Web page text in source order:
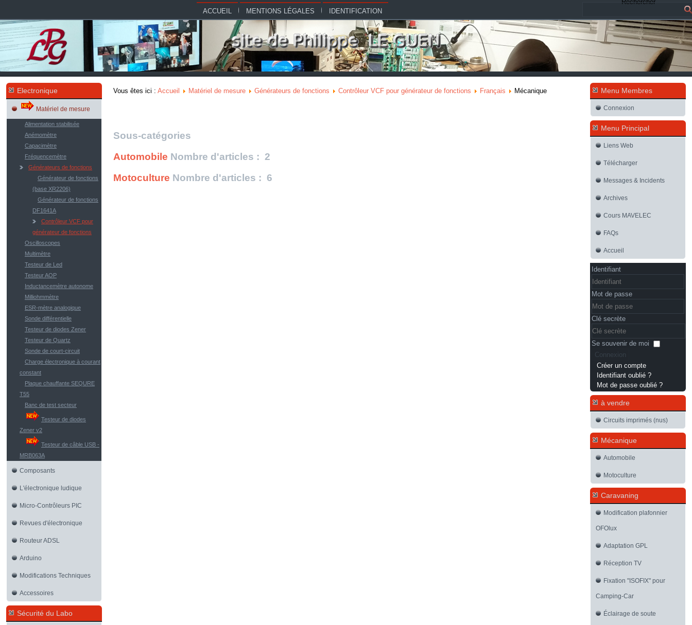
Rechercher
ACCUEIL
MENTIONS LÉGALES IDENTIFICATION
Electronique
Matériel de mesure
Alimentation stabilisée
Anémomètre
Capacimètre
Fréquencemètre
Générateurs de fonctions
Générateur de fonctions
(base XR2206)
Générateur de fonctions
DF1641A
Contrôleur VCF pour
générateur de fonctions
Oscilloscopes
Multimètre
Testeur de Led
Testeur AOP
Inductancemètre autonome
Milliohmmètre
ESR-mètre analogique
Sonde différentielle
Testeur de diodes Zener
Testeur de Quartz
Sonde de court-circuit
Charge électronique à courant
constant
Plaque chauffante SEQURE
T55
Banc de test secteur
Testeur de diodes
Zener v2
Testeur de câble USB -
MRB063A
Composants
L'électronique ludique
Micro-Contrôleurs PIC
Revues d'électronique
Routeur ADSL
Arduino
Modifications Techniques
Accessoires
Sécurité du Labo
Vous êtes ici : Accueil Matériel de mesure Générateurs de fonctions Contrôleur VCF pour générateur de fonctions Français Mécanique
Sous-catégories
Automobile Nombre d'articles : 2
Motoculture Nombre d'articles : 6
Menu Membres
Connexion
Menu Principal
Liens Web
Télécharger
Messages & Incidents
Archives
Cours MAVELEC
FAQs
Accueil
Identifiant
Mot de passe
Clé secrète
Se souvenir de moi
Connexion
Créer un compte
Identifiant oublié ?
Mot de passe oublié ?
à vendre
Circuits imprimés (nus)
Mécanique
Automobile
Motoculture
Caravaning
Modification plafonnier
OFOlux
Adaptation GPL
Réception TV
Fixation "ISOFIX" pour
Camping-Car
Éclairage de soute